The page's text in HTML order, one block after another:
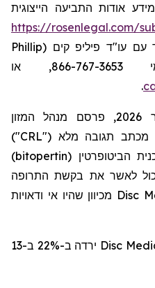
אודות התביעה הייצוגית
https://rosenlegal.com/
עם עו"ד פיליפ קים (Phillip
), במספר החינמי 866-767-3653, או
.
ב-13 בפברואר 2026, פרסם מנהל המזון
מכתב תגובה מלא ("CRL
")
הביטופרטין (bitopertin
)
לאשר את בקשת התרופה
Disc מכיוון שהיו אי ודאויות
Disc
ירדה ב-22% ב-13